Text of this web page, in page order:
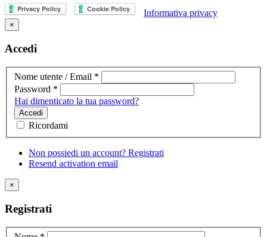
Informativa privacy
×
Accedi
Nome utente / Email *
Password *
Hai dimenticato la tua password?
Accedi
Ricordami
Non possiedi un account? Registrati
Resend activation email
×
Registrati